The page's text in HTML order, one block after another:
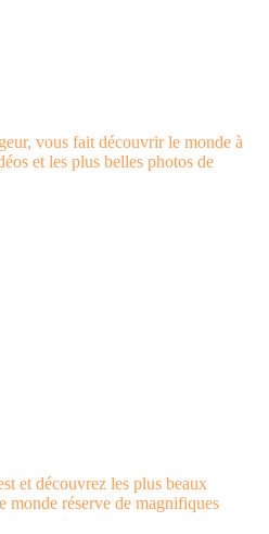
vous fait découvrir le monde à
et les plus belles photos de
et découvrez les plus beaux
monde réserve de magnifiques